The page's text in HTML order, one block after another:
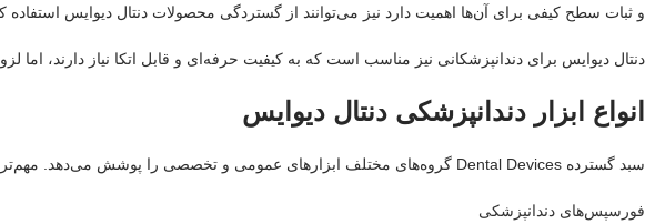
و ثبات سطح کیفی برای آن‌ها اهمیت دارد نیز می‌توانند از گستردگی محصولات دنتال دیوایس استفاده
دنتال دیوایس برای دندانپزشکانی نیز مناسب است که به کیفیت حرفه‌ای و قابل اتکا نیاز دارند، اما
انواع ابزار دندانپزشکی دنتال دیوایس
سبد گسترده Dental Devices گروه‌های مختلف ابزارهای عمومی و تخصصی را پوشش می‌دهد. مهم‌ترین مسیرهای بررسی این محصولات عبارت‌اند از:
فورسپس‌های دندانپزشکی